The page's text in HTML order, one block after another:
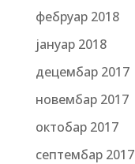
фебруар 2018
јануар 2018
децембар 2017
новембар 2017
октобар 2017
септембар 2017